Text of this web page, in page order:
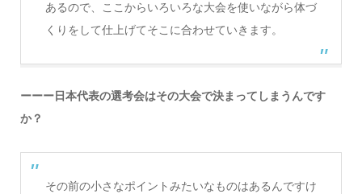
あるので、ここからいろいろな大会を使いながら体づ
くりをして仕上げてそこに合わせていきます。
ーーー日本代表の選考会はその大会で決まってしまうんです
か？
その前の小さなポイントみたいなものはあるんですけ